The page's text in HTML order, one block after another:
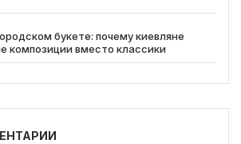
букете: почему киевляне
композиции вместо классики